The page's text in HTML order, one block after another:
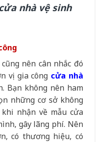
nhà vệ sinh
nên cân nhắc đó
vị gia công cửa nhà
Bạn không nên ham
những cơ sở không
nhận về mẫu cửa
gây lãng phí. Nên
có thương hiệu, có